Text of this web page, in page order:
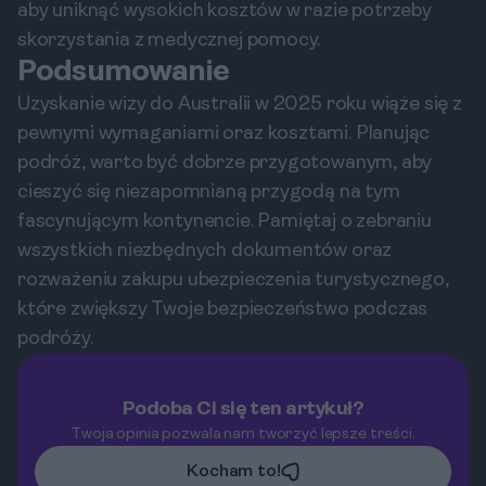
aby uniknąć wysokich kosztów w razie potrzeby
skorzystania z medycznej pomocy.
Podsumowanie
Uzyskanie wizy do Australii w 2025 roku wiąże się z
pewnymi wymaganiami oraz kosztami. Planując
podróż, warto być dobrze przygotowanym, aby
cieszyć się niezapomnianą przygodą na tym
fascynującym kontynencie. Pamiętaj o zebraniu
wszystkich niezbędnych dokumentów oraz
rozważeniu zakupu ubezpieczenia turystycznego,
które zwiększy Twoje bezpieczeństwo podczas
podróży.
Podoba Ci się ten artykuł?
Twoja opinia pozwala nam tworzyć lepsze treści.
Kocham to!